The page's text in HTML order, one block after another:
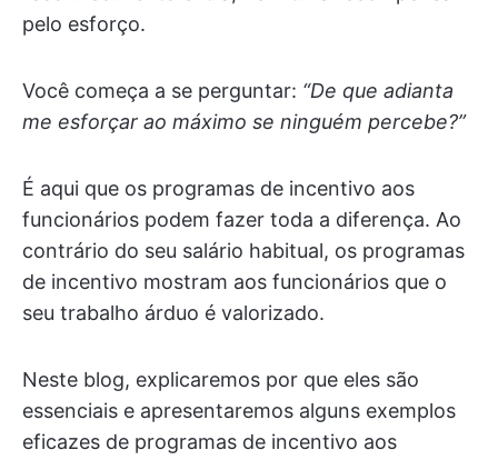
pelo esforço.
Você começa a se perguntar: “De que adianta
me esforçar ao máximo se ninguém percebe?”
É aqui que os programas de incentivo aos
funcionários podem fazer toda a diferença. Ao
contrário do seu salário habitual, os programas
de incentivo mostram aos funcionários que o
seu trabalho árduo é valorizado.
Neste blog, explicaremos por que eles são
essenciais e apresentaremos alguns exemplos
eficazes de programas de incentivo aos